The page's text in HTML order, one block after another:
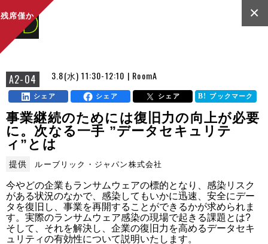
A2-04 3.8(水) 11:30-12:10 | RoomA
×
シェア シェア シェア ブックマーク
残席僅か
事業継続のためには復旧力の向上が必要
に。次なる一手 ”データセキュリテ
ィ”とは
提供 ルーブリック・ジャパン株式会社
今やどの企業もランサムウェアの標的となり、感染リスク
がある状況のなかで、感染してもいかに迅速、安全にデー
タを復旧し、事業を再開することができるかが求められま
す。実際のランサムウェア感染の現場で起きる課題とは?
そして、それを解決し、企業の復旧力を高めるデータセキ
ュリティの有効性について説明いたします。